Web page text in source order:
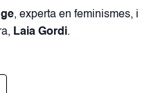
, experta en feminismes, i
Laia Gordi.